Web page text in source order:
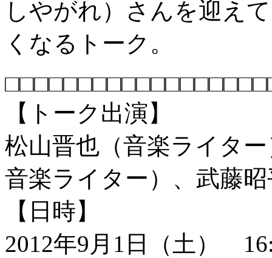
しやがれ）さんを迎え
くなるトーク。
【トーク出演】
松山晋也（音楽ライタ
音楽ライター）、武藤
【日時】
2012年9月1日（土）